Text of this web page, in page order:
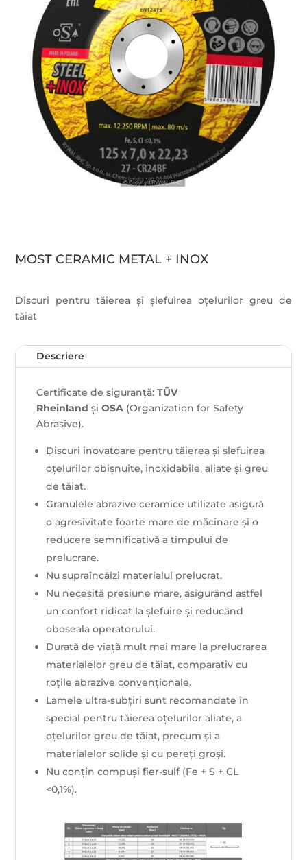
MOST CERAMIC METAL + INOX
Discuri pentru tăierea și șlefuirea oțelurilor greu de
tăiat
Descriere
Certificate de siguranță:TÜV
Rheinland șiOSA (Organization for Safety
Abrasive).
Discuri inovatoare pentru tăierea și șlefuirea
oțelurilor obișnuite, inoxidabile, aliate și greu
de tăiat.
Granulele abrazive ceramice utilizate asigură
o agresivitate foarte mare de măcinare și o
reducere semnificativă a timpului de
prelucrare.
Nu supraîncălzi materialul prelucrat.
Nu necesită presiune mare, asigurând astfel
un confort ridicat la șlefuire și reducând
oboseala operatorului.
Durată de viață mult mai mare la prelucrarea
materialelor greu de tăiat, comparativ cu
roțile abrazive convenționale.
Lamele ultra-subțiri sunt recomandate în
special pentru tăierea oțelurilor aliate, a
oțelurilor greu de tăiat, precum și a
materialelor solide și cu pereți groși.
Nu conțin compuși fier-sulf (Fe + S + CL
<0,1%).